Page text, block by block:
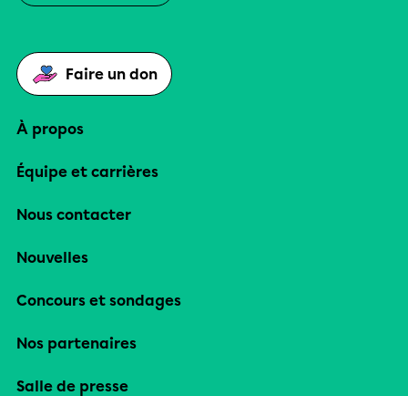
Faire un don
À propos
Équipe et carrières
Nous contacter
Nouvelles
Concours et sondages
Nos partenaires
Salle de presse